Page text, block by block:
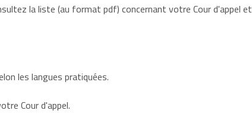
la liste (au format pdf) concernant votre Cour d'appel et
les langues pratiquées.
Cour d'appel.